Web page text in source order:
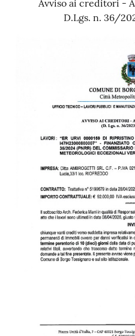
Avviso ai creditori -
D.Lgs. n. 36/